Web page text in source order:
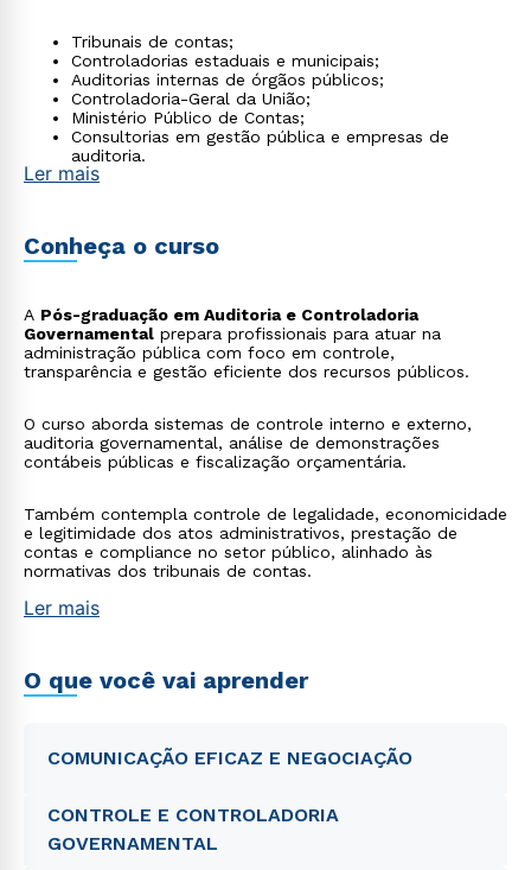
Tribunais de contas;
Controladorias estaduais e municipais;
Auditorias internas de órgãos públicos;
Controladoria-Geral da União;
Ministério Público de Contas;
Consultorias em gestão pública e empresas de
auditoria.
Ler mais
Conheça o curso
A Pós-graduação em Auditoria e Controladoria
Governamental prepara profissionais para atuar na
administração pública com foco em controle,
transparência e gestão eficiente dos recursos públicos.
O curso aborda sistemas de controle interno e externo,
auditoria governamental, análise de demonstrações
contábeis públicas e fiscalização orçamentária.
Também contempla controle de legalidade, economicidade
e legitimidade dos atos administrativos, prestação de
contas e compliance no setor público, alinhado às
normativas dos tribunais de contas.
Ler mais
O que você vai aprender
COMUNICAÇÃO EFICAZ E NEGOCIAÇÃO
CONTROLE E CONTROLADORIA
GOVERNAMENTAL